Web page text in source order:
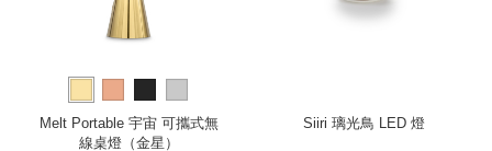
Melt Portable 宇宙 可攜式無
線桌燈（金星）
Siiri 璃光鳥 LED 燈